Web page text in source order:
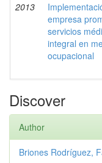
2013
empresa
servicios
integral en
ocupacional
Discover
Author
Briones Rodríguez,